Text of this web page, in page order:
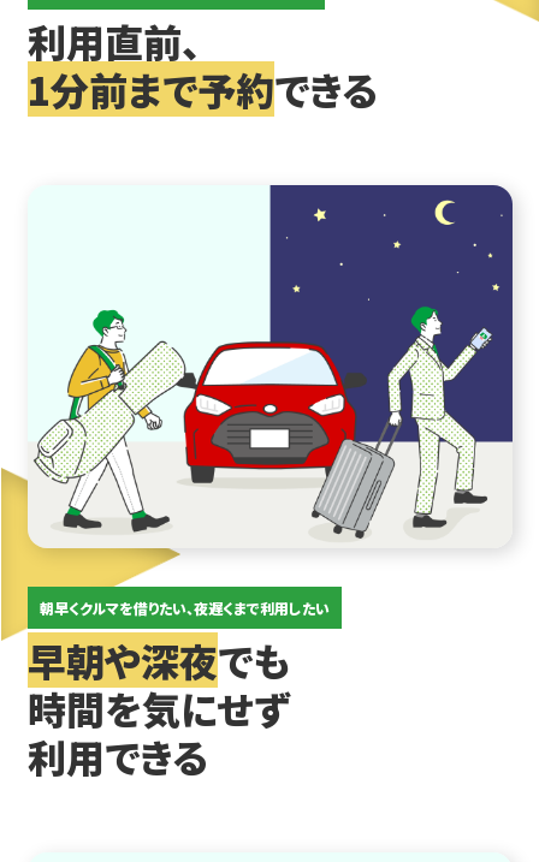
利用直前、
1分前まで予約できる
朝早くクルマを借りたい、夜遅くまで利用したい
早朝や深夜でも
時間を気にせず
利用できる